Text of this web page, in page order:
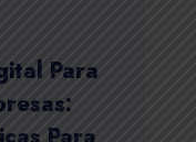
Para